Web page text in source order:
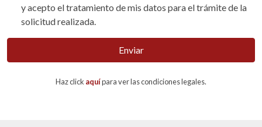
y acepto el tratamiento de mis datos para el trámite de la
solicitud realizada.
Enviar
Haz click aquípara ver las condiciones legales.